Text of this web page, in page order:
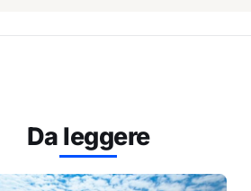
Da leggere